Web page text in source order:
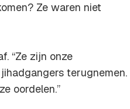
Ze waren niet
“Ze zijn onze
terugnemen.
oordelen.”